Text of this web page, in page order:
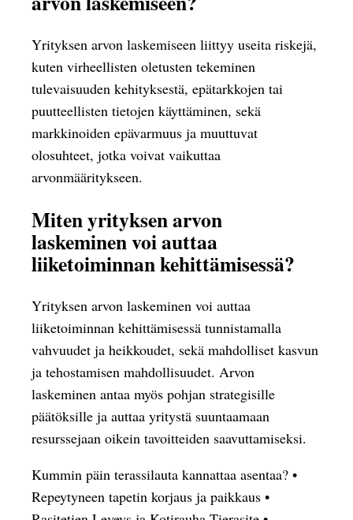
Yrityksen arvon laskemiseen liittyy useita riskejä,
kuten virheellisten oletusten tekeminen
tulevaisuuden kehityksestä, epätarkkojen tai
puutteellisten tietojen käyttäminen, sekä
markkinoiden epävarmuus ja muuttuvat
olosuhteet, jotka voivat vaikuttaa
arvonmääritykseen.
Miten yrityksen arvon
laskeminen voi auttaa
liiketoiminnan kehittämisessä?
Yrityksen arvon laskeminen voi auttaa
liiketoiminnan kehittämisessä tunnistamalla
vahvuudet ja heikkoudet, sekä mahdolliset kasvun
ja tehostamisen mahdollisuudet. Arvon
laskeminen antaa myös pohjan strategisille
päätöksille ja auttaa yritystä suuntaamaan
resurssejaan oikein tavoitteiden saavuttamiseksi.
Kummin päin terassilauta kannattaa asentaa? •
Repeytyneen tapetin korjaus ja paikkaus •